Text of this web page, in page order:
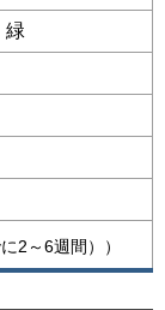
３ｍ）緑
2～6週間））